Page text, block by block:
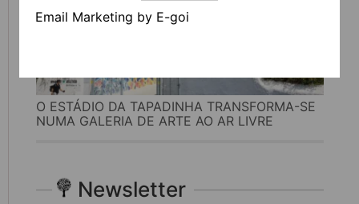
Email Marketing by E-goi
O ESTÁDIO DA TAPADINHA TRANSFORMA-SE
NUMA GALERIA DE ARTE AO AR LIVRE
Newsletter